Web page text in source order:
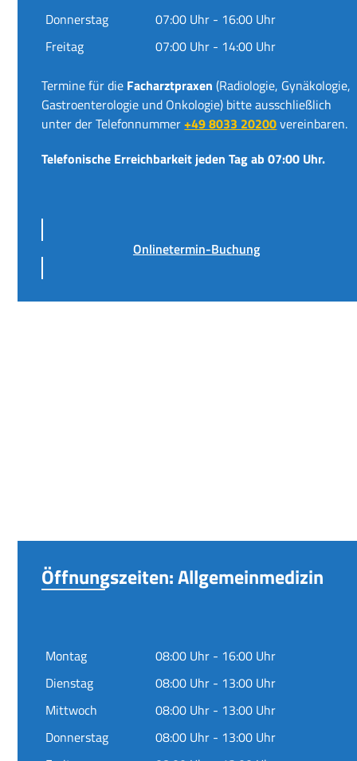
Donnerstag
07:00 Uhr - 16:00 Uhr
Freitag
07:00 Uhr - 14:00 Uhr
Termine für die Facharztpraxen (Radiologie, Gynäkologie,
Gastroenterologie und Onkologie) bitte ausschließlich
unter der Telefonnummer+49 8033 20200vereinbaren.
Telefonische Erreichbarkeit jeden Tag ab 07:00 Uhr.
Onlinetermin-Buchung
Öffnungszeiten: Allgemeinmedizin
Montag
08:00 Uhr - 16:00 Uhr
Dienstag
08:00 Uhr - 13:00 Uhr
Mittwoch
08:00 Uhr - 13:00 Uhr
Donnerstag
08:00 Uhr - 13:00 Uhr